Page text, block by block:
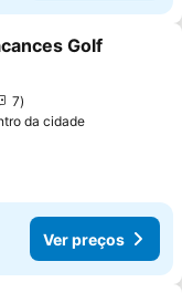
favoritos
Golf
7
da cidade
Ver preços